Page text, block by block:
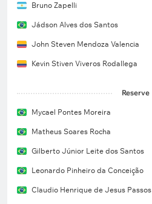
Bruno Zapelli
Jádson Alves dos Santos
John Steven Mendoza Valencia
Kevin Stiven Viveros Rodallega
Reserve
Mycael Pontes Moreira
Matheus Soares Rocha
Gilberto Júnior Leite dos Santos
Leonardo Pinheiro da Conceição
Claudio Henrique de Jesus Passos